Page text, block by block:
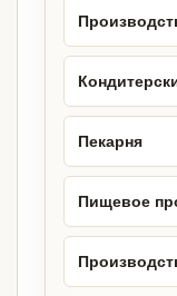
Пекарня
Пищевое